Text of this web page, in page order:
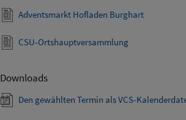
Adventsmarkt Hofladen Burghart
CSU-Ortshauptversammlung
Downloads
Den gewählten Termin als VCS-